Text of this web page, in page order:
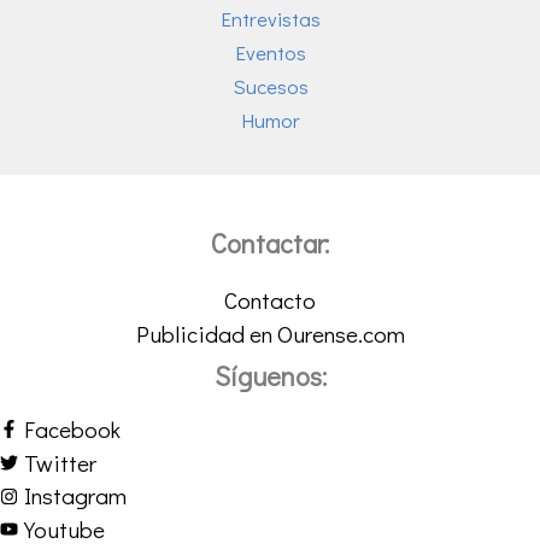
Entrevistas
Eventos
Sucesos
Humor
Contactar:
Contacto
Publicidad en Ourense.com
Síguenos:
Facebook
Twitter
Instagram
Youtube